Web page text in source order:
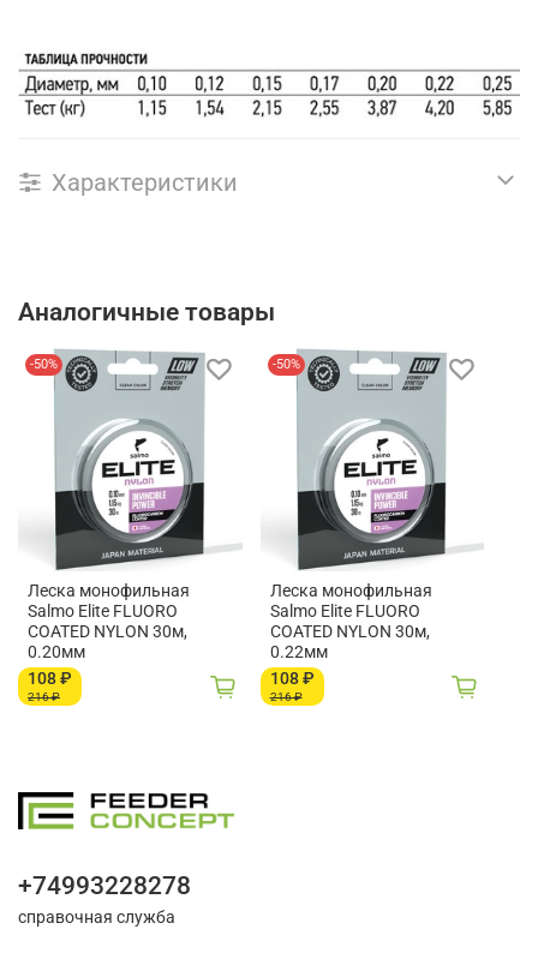
Характеристики
Аналогичные товары
-50%
Леска монофильная
Salmo Elite FLUORO
COATED NYLON 30м,
0.20мм
108 ₽
216 ₽
-50%
Леска монофильная
Salmo Elite FLUORO
COATED NYLON 30м,
0.22мм
108 ₽
216 ₽
+74993228278
справочная служба